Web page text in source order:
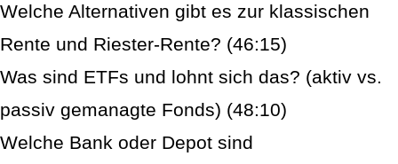
Welche Alternativen gibt es zur klassischen
Rente und Riester-Rente? (46:15)
Was sind ETFs und lohnt sich das? (aktiv vs.
passiv gemanagte Fonds) (48:10)
Welche Bank oder Depot sind